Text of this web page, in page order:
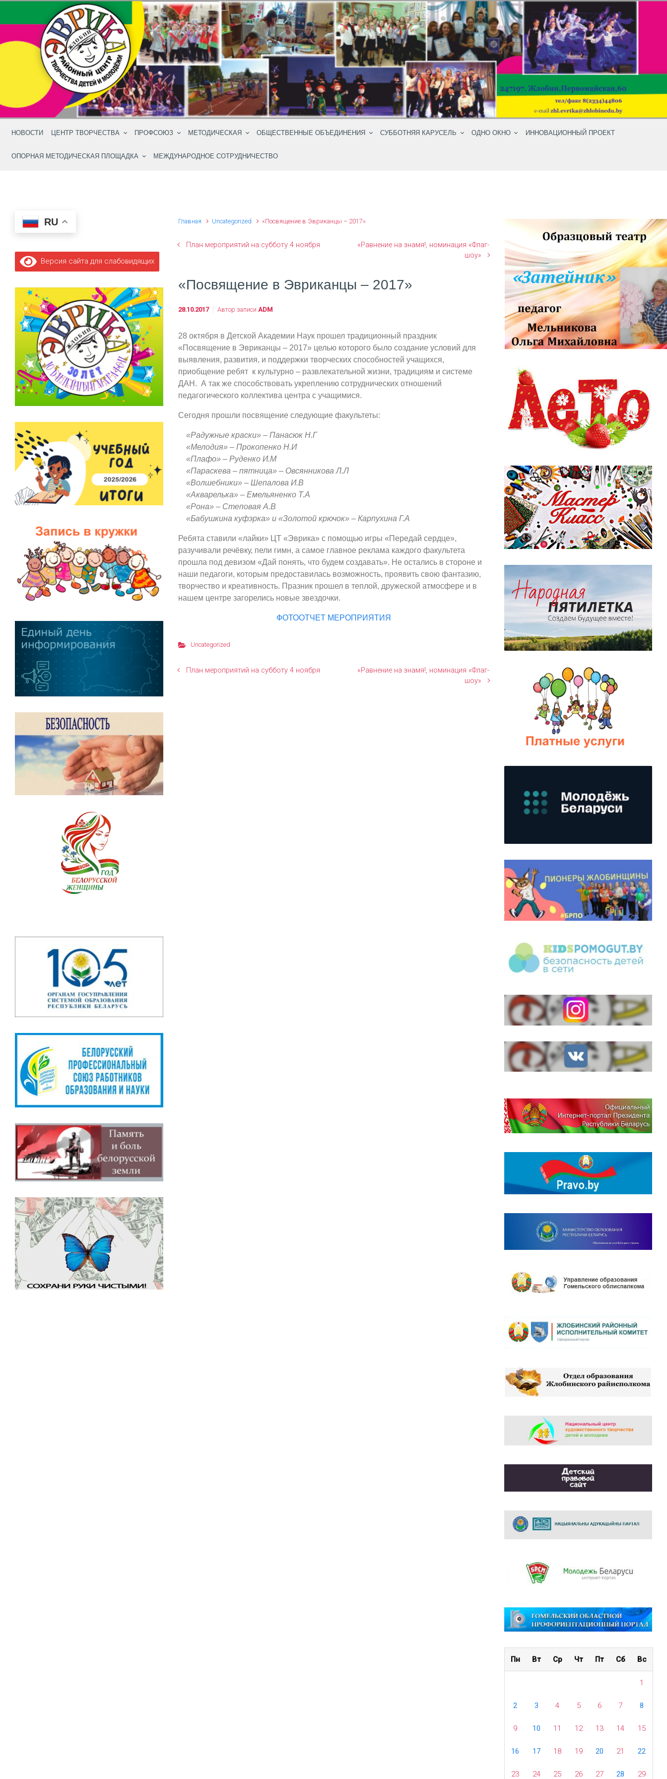
Skip to main content
НОВОСТИ ЦЕНТР ТВОРЧЕСТВА ПРОФСОЮЗ МЕТОДИЧЕСКАЯ ОБЩЕСТВЕННЫЕ ОБЪЕДИНЕНИЯ СУББОТНЯЯ КАРУСЕЛЬ ОДНО ОКНО ИННОВАЦИОННЫЙ ПРОЕКТ
ОПОРНАЯ МЕТОДИЧЕСКАЯ ПЛОЩАДКА МЕЖДУНАРОДНОЕ СОТРУДНИЧЕСТВО
Главная Uncategorized «Посвящение в Эвриканцы – 2017»
План мероприятий на субботу 4 ноября
«Равнение на знамя!, номинация «Флаг-
шоу»
«Посвящение в Эвриканцы – 2017»
28.10.2017 Автор записи ADM
28 октября в Детской Академии Наук прошел традиционный праздник
«Посвящение в Эвриканцы – 2017» целью которого было создание условий для
выявления, развития, и поддержки творческих способностей учащихся,
приобщение ребят к культурно – развлекательной жизни, традициям и системе
ДАН. А так же способствовать укреплению сотруднических отношений
педагогического коллектива центра с учащимися.
Сегодня прошли посвящение следующие факультеты:
«Радужные краски» – Панасюк Н.Г
«Мелодия» – Прокопенко Н.И
«Плафо» – Руденко И.М
«Параскева – пятница» – Овсянникова Л.Л
«Волшебники» – Шепалова И.В
«Акварелька» – Емельяненко Т.А
«Рона» – Степовая А.В
«Бабушкина куфэрка» и «Золотой крючок» – Карпухина Г.А
Ребята ставили «лайки» ЦТ «Эврика» с помощью игры «Передай сердце»,
разучивали речёвку, пели гимн, а самое главное реклама каждого факультета
прошла под девизом «Дай понять, что будем создавать». Не остались в стороне и
наши педагоги, которым предоставилась возможность, проявить свою фантазию,
творчество и креативность. Празник прошел в теплой, дружеской атмосфере и в
нашем центре загорелись новые звездочки.
ФОТООТЧЕТ МЕРОПРИЯТИЯ
Uncategorized
План мероприятий на субботу 4 ноября
«Равнение на знамя!, номинация «Флаг-
шоу»
RU
Версия сайта для слабовидящих
информационный контент
Пн Вт Ср Чт Пт Сб Вс
1
2 3 4 5 6 7 8
9 10 11 12 13 14 15
16 17 18 19 20 21 22
23 24 25 26 27 28 29